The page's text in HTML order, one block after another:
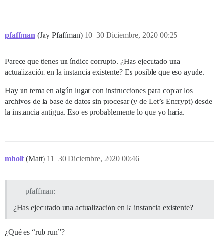
Marcando la restauración como finalizada...
[FALLÓ]
pfaffman (Jay Pfaffman) 30 Diciembre, 2020 00:25
10
Parece que tienes un índice corrupto. ¿Has ejecutado una
actualización en la instancia existente? Es posible que eso ayude.
Hay un tema en algún lugar con instrucciones para copiar los
archivos de la base de datos sin procesar (y de Let’s Encrypt) desde
la instancia antigua. Eso es probablemente lo que yo haría.
mholt (Matt) 30 Diciembre, 2020 00:46
11
pfaffman:
¿Has ejecutado una actualización en la instancia existente?
¿Qué es “rub run”?